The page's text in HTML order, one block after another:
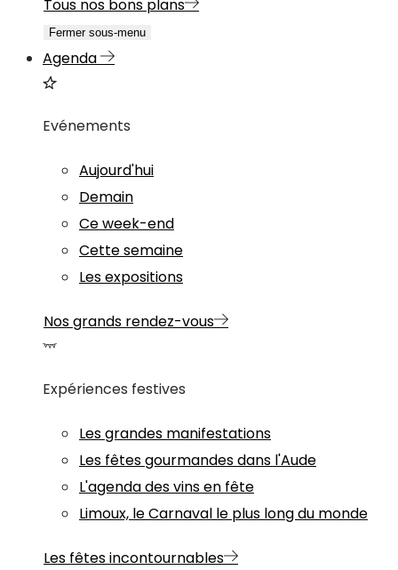
Tous nos bons plans
Fermer sous-menu
Agenda
Evénements
Aujourd'hui
Demain
Ce week-end
Cette semaine
Les expositions
Nos grands rendez-vous
Expériences festives
Les grandes manifestations
Les fêtes gourmandes dans l'Aude
L'agenda des vins en fête
Limoux, le Carnaval le plus long du monde
Les fêtes incontournables